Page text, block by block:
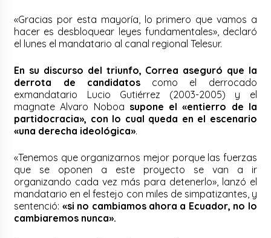
«Gracias por esta mayoría, lo primero que vamos a
hacer es desbloquear leyes fundamentales», declaró
el lunes el mandatario al canal regional Telesur.
En su discurso del triunfo, Correa aseguró que la
derrota de candidatoscomo el derrocado
exmandatario Lucio Gutiérrez (2003-2005) y el
magnate Alvaro Noboa supone el «entierro de la
partidocracia», con lo cual queda en el escenario
«una derecha ideológica».
«Tenemos que organizarnos mejor porque las fuerzas
que se oponen a este proyecto se van a ir
organizando cada vez más para detenerlo», lanzó el
mandatario en el festejo con miles de simpatizantes, y
sentenció: «si no cambiamos ahora a Ecuador, no lo
cambiaremos nunca».